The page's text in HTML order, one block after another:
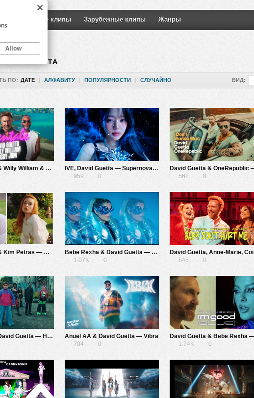
Русские клипы Зарубежные клипы Жанры
DAVID GUETTA
ПО: ДАТЕ | АЛФАВИТУ | ПОПУЛЯРНОСТИ | СЛУЧАЙНО ВИД:
David Guetta & Willy William & Nicky Jam — Cuentale
IVE, David Guetta — Supernova Love
959
0
562
0
David Guetta & Kim Petras — When We Were Young (The Logical Song)
Bebe Rexha & David Guetta — One in a Million
1.07K
0
845
0
Oliver Tree & David Guetta — Here We Go Again (Lyric Video)
Anuel AA & David Guetta — Vibra
704
0
1.74K
0
Allow